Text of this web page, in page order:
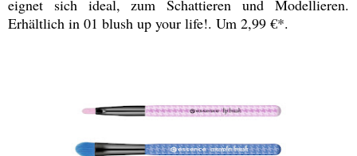
eignet sich ideal, zum Schattieren und Modellieren.
Erhältlich in 01 blush up your life!. Um 2,99 €*.